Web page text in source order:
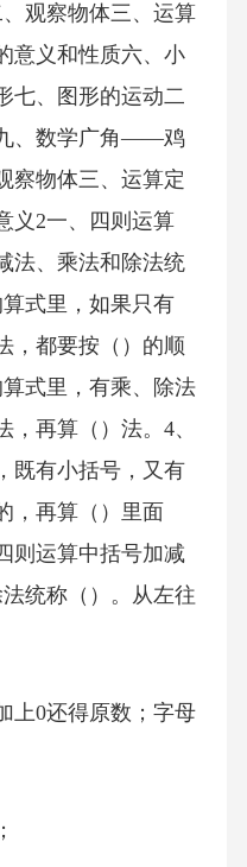
观察物体三、运算
意义和性质六、小
七、图形的运动二
、数学广角——鸡
察物体三、运算定
义2一、四则运算
法、乘法和除法统
式里，如果只有
，都要按（）的顺
式里，有乘、除法
再算（）法。4、
既有小括号，又有
，再算（）里面
则运算中括号加减
统称（）。从左往
上0还得原数；字母